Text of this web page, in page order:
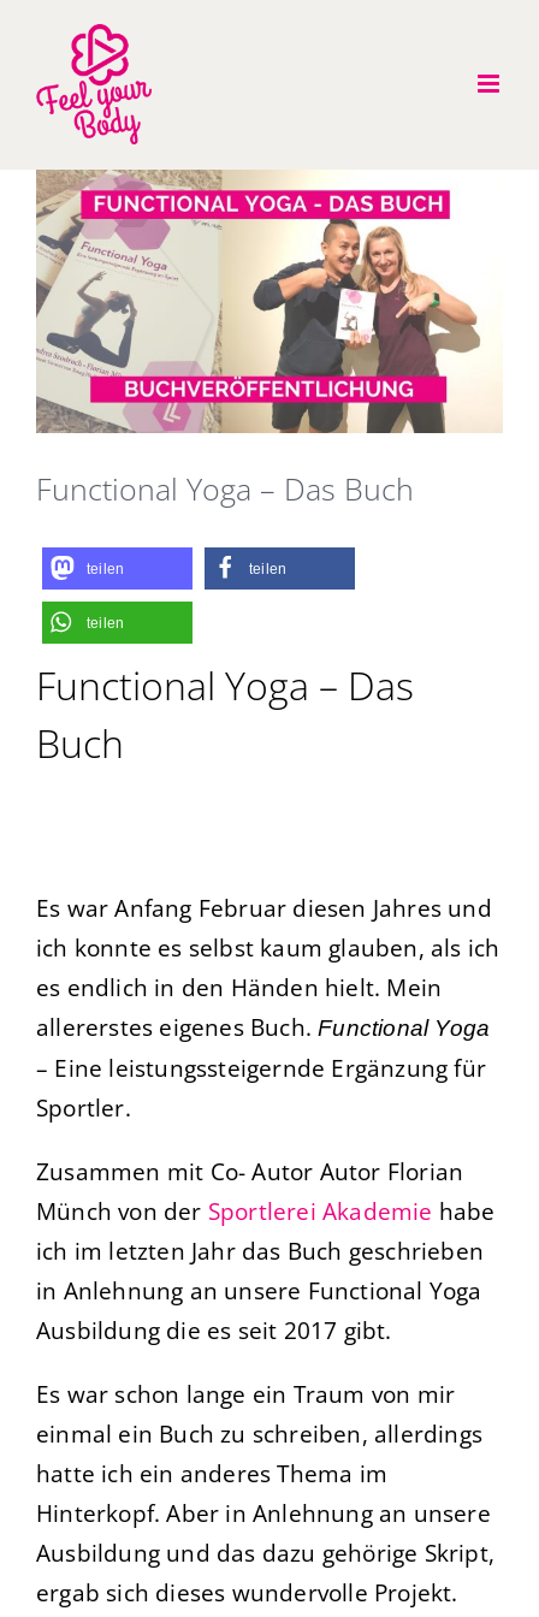
springen
Zeige
grösseres
Bild
Functional Yoga – Das Buch
teilen teilen
teilen
Functional Yoga – Das
Buch
Es war Anfang Februar diesen Jahres und
ich konnte es selbst kaum glauben, als ich
es endlich in den Händen hielt. Mein
allererstes eigenes Buch.Functional Yoga
– Eine leistungssteigernde Ergänzung für
Sportler.
Zusammen mit Co- Autor Autor Florian
Münch von der Sportlerei Akademie habe
ich im letzten Jahr das Buch geschrieben
in Anlehnung an unsere Functional Yoga
Ausbildung die es seit 2017 gibt.
Es war schon lange ein Traum von mir
einmal ein Buch zu schreiben, allerdings
hatte ich ein anderes Thema im
Hinterkopf. Aber in Anlehnung an unsere
Ausbildung und das dazu gehörige Skript,
ergab sich dieses wundervolle Projekt.